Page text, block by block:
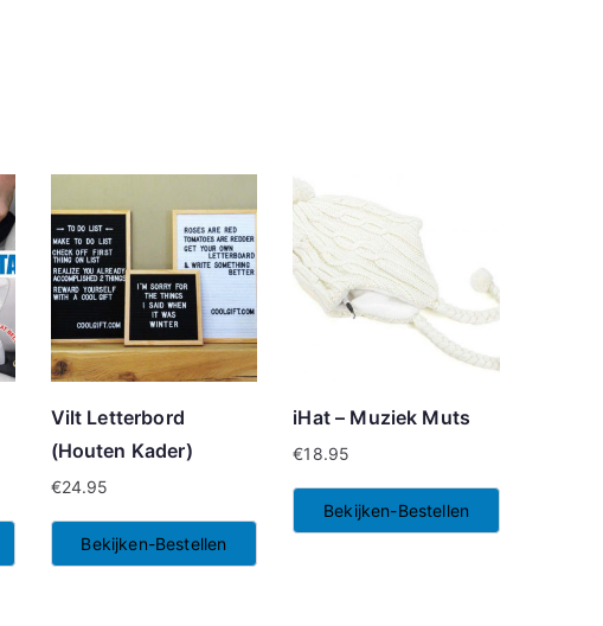
Vilt Letterbord
(Houten Kader)
€24.95
Bekijken-Bestellen
iHat – Muziek Muts
€18.95
Bekijken-Bestellen